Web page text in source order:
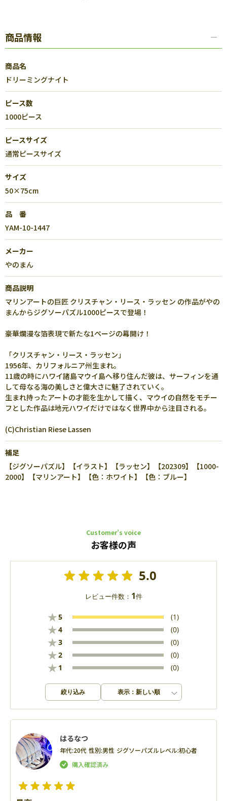
商品情報
商品名
ドリーミングナイト
ピース数
1000ピース
ピースサイズ
通常ピースサイズ
サイズ
50×75cm
品 番
YAM-10-1447
メーカー
やのまん
商品説明
マリンアートの巨匠 クリスチャン・リース・ラッセン の作品がやの
まんからジグソーパズル1000ピースで登場！
豪華爛漫な箔表現で新たな1ページの幕開け！
「クリスチャン・リース・ラッセン」
1956年、カリフォルニア州生まれ。
11歳の時にハワイ諸島マウイ島へ移り住んだ彼は、サーフィンを通
して母なる海の美しさと偉大さに魅了されていく。
生まれ持ったアートの才能を生かして描く、マウイの自然をモチー
フとした作品は地元ハワイだけではなく世界中から注目される。
(C)Christian Riese Lassen
補足
【ジグソーパズル】【イラスト】【ラッセン】【202309】【1000-
2000】【マリンアート】【色：ホワイト】【色：ブルー】
Customer’s voice
お客様の声
5.0
レビュー件数： 1件
★5 (1)
★4 (0)
★3 (0)
★2 (0)
★ 1 (0)
絞り込み 表示：新しい順
はるなつ
年代:20代 性別:男性 ジグソーパズルレベル:初心者